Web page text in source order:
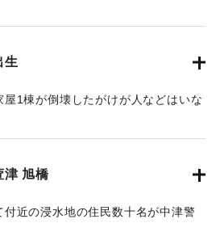
生
1棟が倒壊したがけが人などはいな
津 旭橋
付近の浸水地の住民数十名が中津警